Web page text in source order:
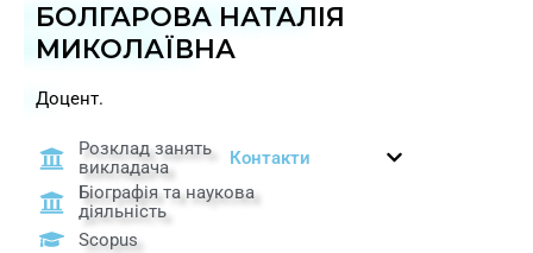
БОЛГАРОВА НАТАЛІЯ
МИКОЛАЇВНА
Доцент.
Контакти
Розклад занять
викладача
Біографія та наукова
діяльність
Scopus